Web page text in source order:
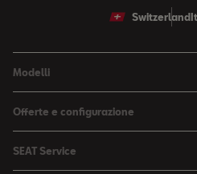
Switzerland
Modelli
Ibiza
Leon Sportstourer
Offerte e configurazione
Offerte
SEAT Service